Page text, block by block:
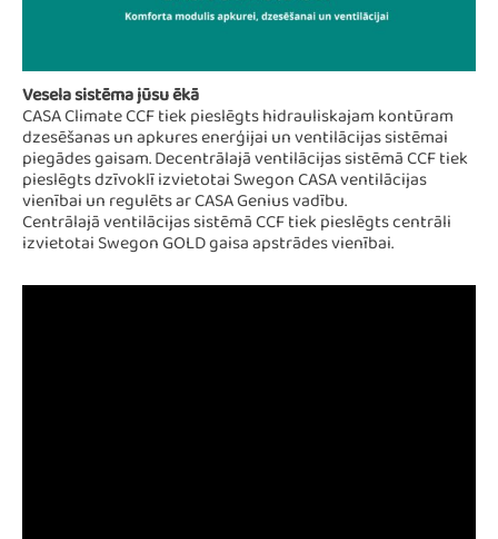
Vesela sistēma jūsu ēkā
CASA Climate CCF tiek pieslēgts hidrauliskajam kontūram
dzesēšanas un apkures enerģijai un ventilācijas sistēmai
piegādes gaisam. Decentrālajā ventilācijas sistēmā CCF tiek
pieslēgts dzīvoklī izvietotai Swegon CASA ventilācijas
vienībai un regulēts ar CASA Genius vadību.
Centrālajā ventilācijas sistēmā CCF tiek pieslēgts centrāli
izvietotai Swegon GOLD gaisa apstrādes vienībai.